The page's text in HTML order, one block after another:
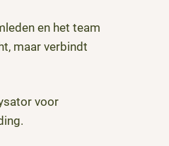
en het team
maar verbindt
voor